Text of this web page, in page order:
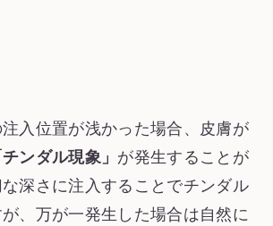
入位置が浅かった場合、皮膚が
チンダル現象」 が発生することが
深さに注入することでチンダル
、万が一発生した場合は自然に